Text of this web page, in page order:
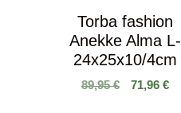
Torba fashion
Anekke Alma L-
24x25x10/4cm
89,95€ 71,96 €